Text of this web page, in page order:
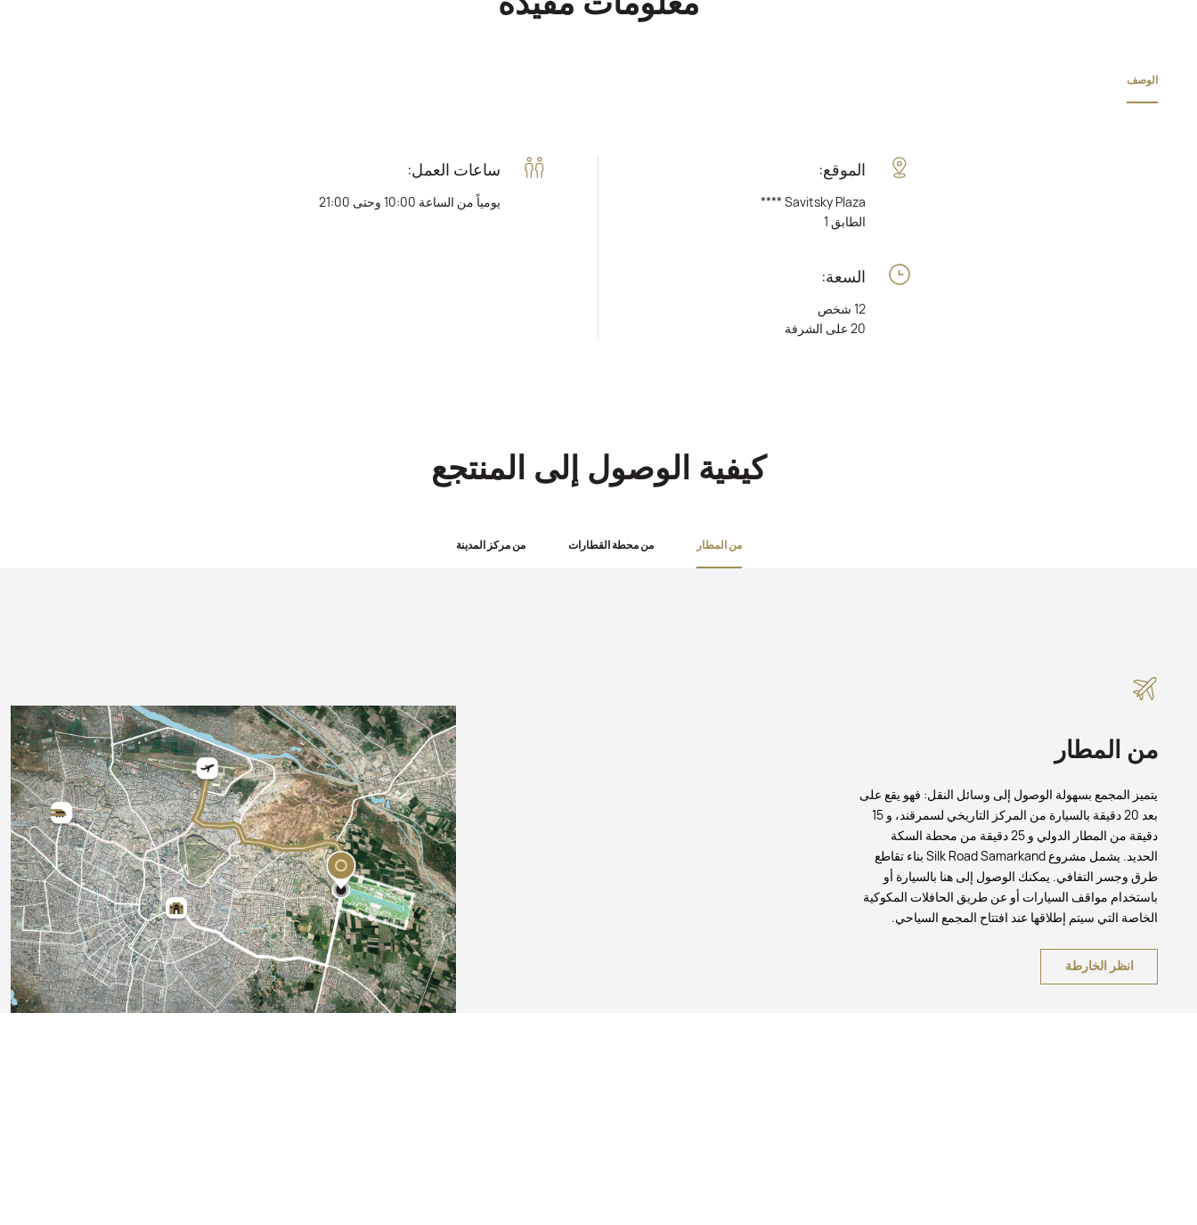
الوصف
الموقع:
Savitsky Plaza ****
الطابق 1
ساعات العمل:
يومياً من الساعة 10:00 وحتى 21:00
السعة:
12 شخص
20 على الشرفة
كيفية الوصول إلى المنتجع
من المطار من محطة القطارات من مركز المدينة
من المطار
يتميز المجمع بسهولة الوصول إلى وسائل النقل: فهو يقع على
بعد 20 دقيقة بالسيارة من المركز التاريخي لسمرقند، و 15
دقيقة من المطار الدولي و 25 دقيقة من محطة السكة
الحديد. يشمل مشروع Silk Road Samarkand بناء تقاطع
طرق وجسر التفافي. يمكنك الوصول إلى هنا بالسيارة أو
باستخدام مواقف السيارات أو عن طريق الحافلات المكوكية
الخاصة التي سيتم إطلاقها عند افتتاح المجمع السياحي.
انظر الخارطة